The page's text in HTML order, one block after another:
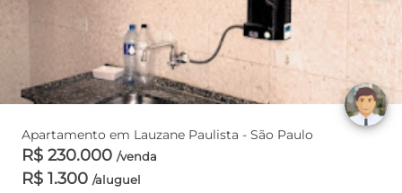
Apartamento em Lauzane Paulista - São Paulo
R$ 230.000 /venda
R$ 1.300 /aluguel